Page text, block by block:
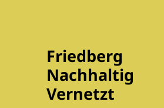
Friedberg
Nachhaltig
Vernetzt